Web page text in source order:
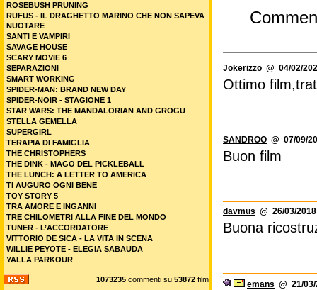
Jokerizzo @ 04/02/
Ottimo
SANDROO @ 07/09/
Buon film
davmus @ 26/03/
Buona
emans @ 21/
ROSEBUSH PRUNING
RUFUS - IL DRAGHETTO MARINO CHE NON SAPEVA
NUOTARE
SANTI E VAMPIRI
SAVAGE HOUSE
SCARY MOVIE 6
SEPARAZIONI
SMART WORKING
SPIDER-MAN: BRAND NEW DAY
SPIDER-NOIR - STAGIONE 1
STAR WARS: THE MANDALORIAN AND GROGU
STELLA GEMELLA
SUPERGIRL
TERAPIA DI FAMIGLIA
THE CHRISTOPHERS
THE DINK - MAGO DEL PICKLEBALL
THE LUNCH: A LETTER TO AMERICA
TI AUGURO OGNI BENE
TOY STORY 5
TRA AMORE E INGANNI
TRE CHILOMETRI ALLA FINE DEL MONDO
TUNER - L’ACCORDATORE
VITTORIO DE SICA - LA VITA IN SCENA
WILLIE PEYOTE - ELEGIA SABAUDA
YALLA PARKOUR
1073235 commenti su 53872 film